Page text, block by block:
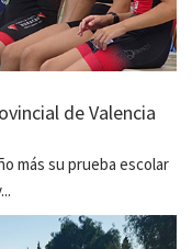
de Valencia
más su prueba escolar